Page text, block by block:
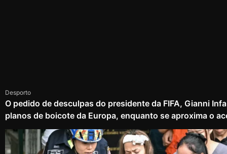
Desporto
O pedido de desculpas do presidente da FIFA, Gianni
planos de boicote da Europa, enquanto se aproxima o